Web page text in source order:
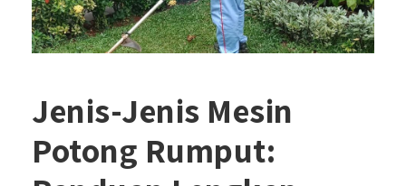
Jenis-Jenis Mesin
Potong Rumput: